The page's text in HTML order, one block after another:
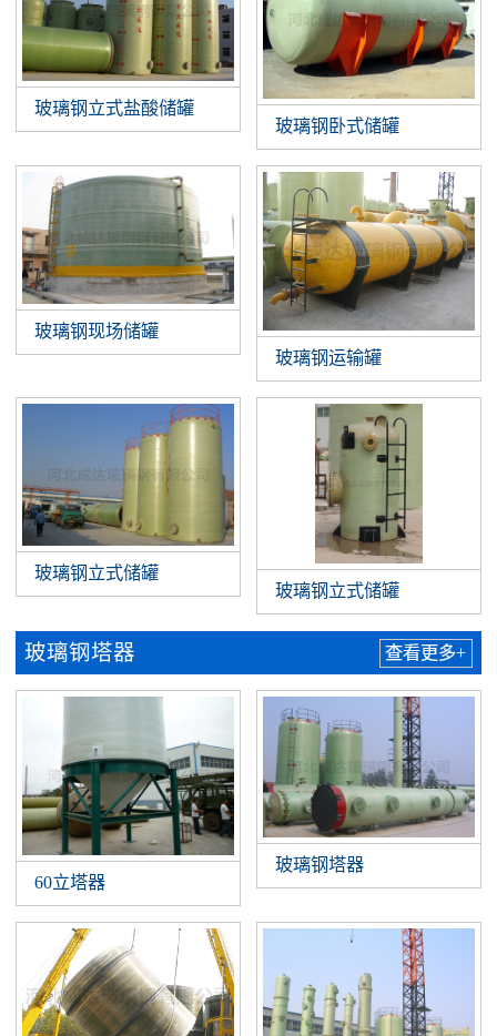
玻璃钢立式盐酸储罐
玻璃钢卧式储罐
玻璃钢现场储罐
玻璃钢运输罐
玻璃钢立式储罐
玻璃钢立式储罐
玻璃钢塔器 查看更多+
60立塔器
玻璃钢塔器